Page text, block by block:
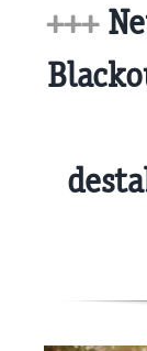
+++